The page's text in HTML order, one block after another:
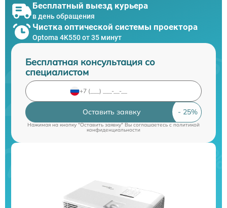
Бесплатный выезд курьера
в день обращения
Чистка оптической системы проектора
Optoma 4K550 от 35 минут
Бесплатная консультация со
специалистом
Оставить заявку
Нажимая на кнопку "Оставить заявку" Вы соглашаетесь cполитикой
конфиденциальности